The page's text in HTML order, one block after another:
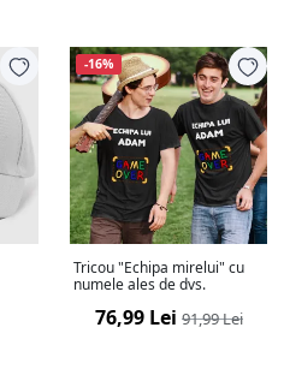
-16%
Tricou "Echipa mirelui" cu
numele ales de dvs.
76,99 Lei 91,99 Lei